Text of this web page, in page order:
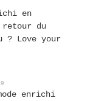
en
du
? Love your
enrichi